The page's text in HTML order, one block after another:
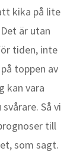
kika på lite
är utan
tiden, inte
toppen av
kan vara
Så vi
till
som sagt.